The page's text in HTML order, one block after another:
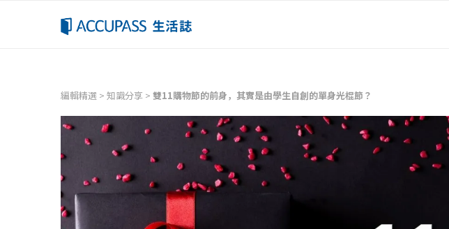
編輯精選 > 知識分享 > 雙11購物節的前身，其實是由學生自創的單身光棍節？